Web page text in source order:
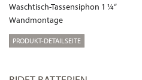
Waschtisch-Tassensiphon 1 ¼“
Wandmontage
PRODUKT-DETAILSEITE